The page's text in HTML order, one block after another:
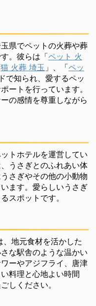
県でペットの火葬や葬
。彼らは「ペット 火
猫 火葬 埼玉 」、「ペッ
で知られ、愛するペッ
ートを行っています。
の感情を尊重しながら
トホテルを運営してい
うさぎとのふれあい体
さぎやその他の小動物
ます。愛らしいうさぎ
スポットです。
、地元食材を活かした
な駅舎のような温かい
ーやアジフライ、唐津
料理と心地よい時間
しください。